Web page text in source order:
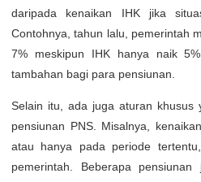
daripada kenaikan IHK jika
Contohnya, tahun lalu, pemerintah
7% meskipun IHK hanya naik
tambahan bagi para pensiunan.
Selain itu, ada juga aturan khusus
pensiunan PNS. Misalnya,
atau hanya pada periode
pemerintah. Beberapa pensiunan